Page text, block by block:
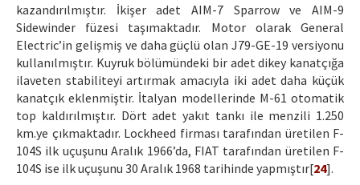
kazandırılmıştır. İkişer adet AIM-7 Sparrow ve AIM-9
Sidewinder füzesi taşımaktadır. Motor olarak General
Electric’in gelişmiş ve daha güçlü olan J79-GE-19 versiyonu
kullanılmıştır. Kuyruk bölümündeki bir adet dikey kanatçığa
ilaveten stabiliteyi artırmak amacıyla iki adet daha küçük
kanatçık eklenmiştir. İtalyan modellerinde M-61 otomatik
top kaldırılmıştır. Dört adet yakıt tankı ile menzili 1.250
km.ye çıkmaktadır. Lockheed firması tarafından üretilen F-
104S ilk uçuşunu Aralık 1966’da, FIAT tarafından üretilen F-
104S ise ilk uçuşunu 30 Aralık 1968 tarihinde yapmıştır[24].